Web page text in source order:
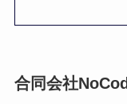
合同会社